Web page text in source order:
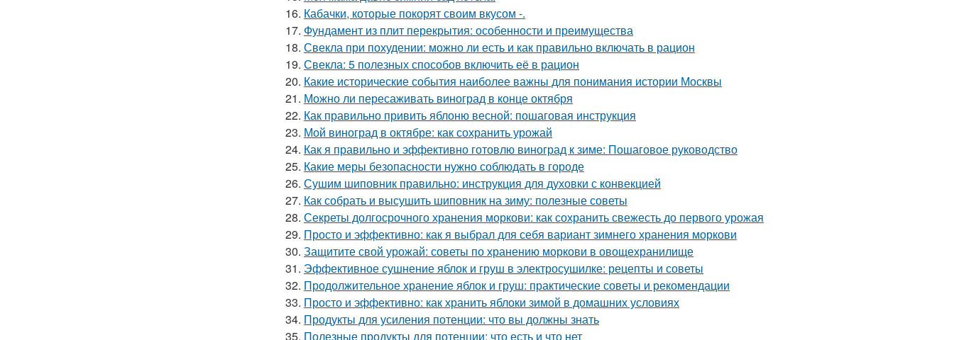
16. Кабачки, которые покорят своим вкусом -.
17. Фундамент из плит перекрытия: особенности и преимущества
18. Свекла при похудении: можно ли есть и как правильно включать в рацион
19. Свекла: 5 полезных способов включить её в рацион
20. Какие исторические события наиболее важны для понимания истории Москвы
21. Можно ли пересаживать виноград в конце октября
22. Как правильно привить яблоню весной: пошаговая инструкция
23. Мой виноград в октябре: как сохранить урожай
24. Как я правильно и эффективно готовлю виноград к зиме: Пошаговое руководство
25. Какие меры безопасности нужно соблюдать в городе
26. Сушим шиповник правильно: инструкция для духовки с конвекцией
27. Как собрать и высушить шиповник на зиму: полезные советы
28. Секреты долгосрочного хранения моркови: как сохранить свежесть до первого урожая
29. Просто и эффективно: как я выбрал для себя вариант зимнего хранения моркови
30. Защитите свой урожай: советы по хранению моркови в овощехранилище
31. Эффективное сушнение яблок и груш в электросушилке: рецепты и советы
32. Продолжительное хранение яблок и груш: практические советы и рекомендации
33. Просто и эффективно: как хранить яблоки зимой в домашних условиях
34. Продукты для усиления потенции: что вы должны знать
35. Полезные продукты для потенции: что есть и что нет